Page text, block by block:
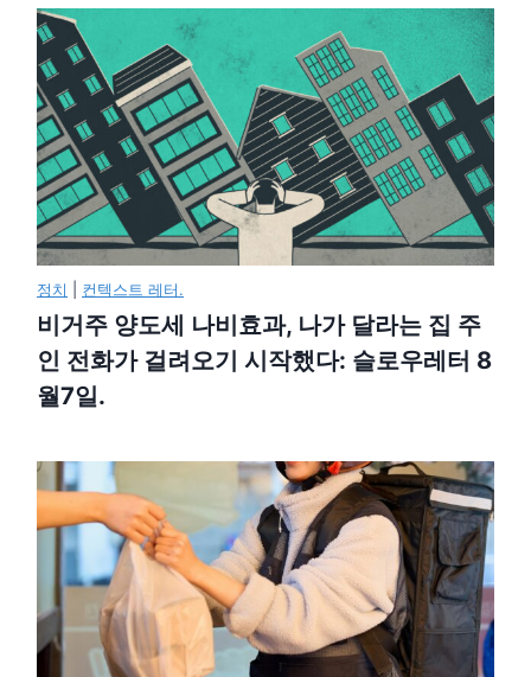
정치 컨텍스트 레터.
비거주 양도세 나비효과, 나가 달라는 집 주
인 전화가 걸려오기 시작했다: 슬로우레터 8
월7일.